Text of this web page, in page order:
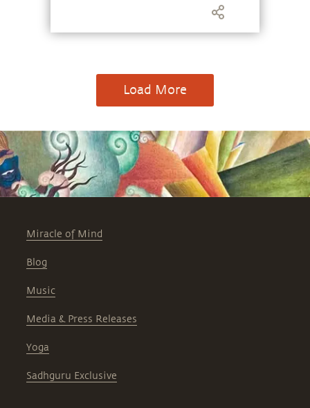
Load More
Miracle of Mind
Blog
Music
Media & Press Releases
Yoga
Sadhguru Exclusive